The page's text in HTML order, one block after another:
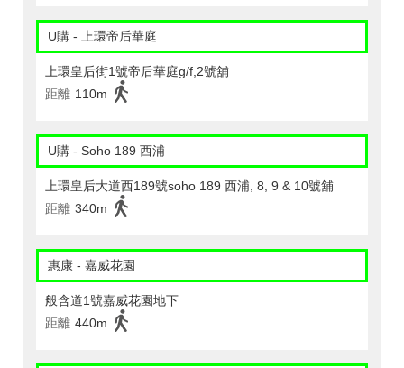
U購 - 上環帝后華庭
上環皇后街1號帝后華庭g/f,2號舖
距離 110m
U購 - Soho 189 西浦
上環皇后大道西189號soho 189 西浦, 8, 9 & 10號舖
距離 340m
惠康 - 嘉威花園
般含道1號嘉威花園地下
距離 440m